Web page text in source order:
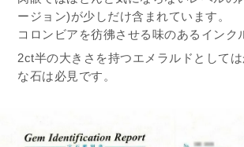
ージョン)が少しだけ含まれています。
コロンビアを彷彿させる味のあるインク
2ct半の大きさを持つエメラルドとして
な石は必見です。